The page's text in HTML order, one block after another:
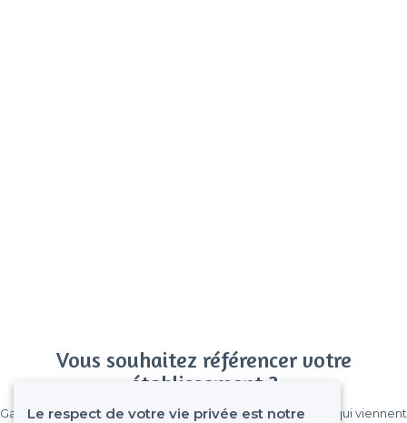
Vous souhaitez référencer votre
établissement ?
Gagnez de nombreux clients parmi le million de visiteurs qui viennent
Le respect de votre vie privée est notre